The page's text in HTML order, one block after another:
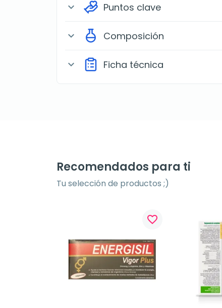
expand_more Puntos clave
expand_more Composición
expand_more Ficha técnica
Recomendados para ti
Tu selección de productos ;)
favorite_border